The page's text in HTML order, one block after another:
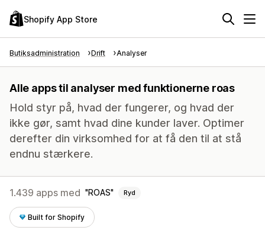
Shopify App Store
Butiksadministration Drift Analyser
Alle apps til analyser med funktionerne roas
Hold styr på, hvad der fungerer, og hvad der
ikke gør, samt hvad dine kunder laver. Optimer
derefter din virksomhed for at få den til at stå
endnu stærkere.
1.439 apps med ROAS Ryd
Built for Shopify